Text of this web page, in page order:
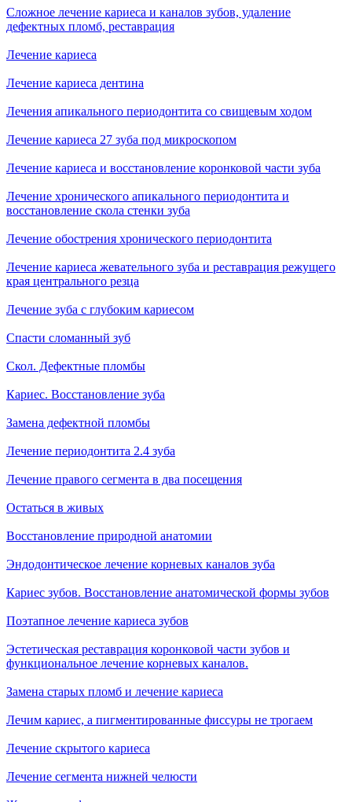
Сложное лечение кариеса и каналов зубов, удаление
дефектных пломб, реставрация
Лечение кариеса
Лечение кариеса дентина
Лечения апикального периодонтита со свищевым ходом
Лечение кариеса 27 зуба под микроскопом
Лечение кариеса и восстановление коронковой части зуба
Лечение хронического апикального периодонтита и
восстановление скола стенки зуба
Лечение обострения хронического периодонтита
Лечение кариеса жевательного зуба и реставрация режущего
края центрального резца
Лечение зуба с глубоким кариесом
Спасти сломанный зуб
Скол. Дефектные пломбы
Кариес. Восстановление зуба
Замена дефектной пломбы
Лечение периодонтита 2.4 зуба
Лечение правого сегмента в два посещения
Остаться в живых
Восстановление природной анатомии
Эндодонтическое лечение корневых каналов зуба
Кариес зубов. Восстановление анатомической формы зубов
Поэтапное лечение кариеса зубов
Эстетическая реставрация коронковой части зубов и
функциональное лечение корневых каналов.
Замена старых пломб и лечение кариеса
Лечим кариес, а пигментированные фиссуры не трогаем
Лечение скрытого кариеса
Лечение сегмента нижней челюсти